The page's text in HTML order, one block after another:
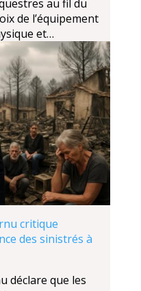
au fil du
de l’équipement
et…
critique
des sinistrés à
déclare que les